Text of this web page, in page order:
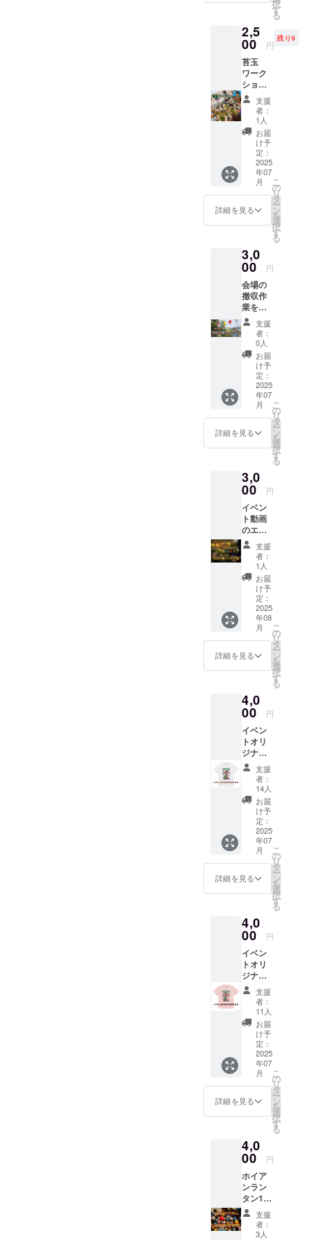
した
と笑福
に言っ
ていた
だける
と、笑
福が
深々と
頭を下
げて御
礼を言
いま
す。
択
す
る
2,5
00 円
残り9
苔玉
ワーク
ショッ
プに参
加でき
る権 子
どもか
ら大人
まで楽
しめる
ワーク
ショッ
プで
す。
7/20(日)
17:00ま
寿院に
来れる
方。所
要時間
は30分
程度で
す。 ※
苔玉に
使用す
る植物
は当日
の仕入
れ状況
によっ
て変わ
りま
す。
支援
者：
1人
お届
け予
定：
2025
年07
月
詳細を見る
こ
の
リ
タ
ー
ン
を
選
択
す
る
3,0
00 円
会場の
撤収作
業を手
伝える
権で
す。 真
夏の夜
のラン
タン祭
りの最
後のコ
ンテン
ツ!
2025年
7/21(月)
18:00に
に来れ
る方限
定にな
りま
す。 イ
ベント
終了後
の写真
取り放
題の会
場でイ
ベント
の撤収
ができ
る権利
です。
イベン
での作
業もあ
りま
す。
17:45に
福寿院
へお越
し下さ
い。 ※2
時間程
の作業
を予定
してま
す ※動
きやす
い格好
で
支援
者：
0人
お届
け予
定：
2025
年07
月
詳細を見る
こ
の
リ
タ
ー
ン
を
選
択
す
る
3,0
00 円
イベン
ト動画
のエン
ドロー
ルに名
前が載
せれる
権 『真
夏の夜
のラン
タン祭
り』in
福寿院
のイベ
ント動
画のエ
ロール
にお名
前を掲
載させ
ていた
だきま
す。 皆
さんの
ご支援
がイベ
ントの
一部と
なり夏
の思い
出にな
ります
よう
制作は
動画ク
リエイ
ターあ
み監
督。動
画は笑
福庭園
YouTub
e に
アップ
ロード
しま
す。 ※
必ず備
考欄に
をご希
望のお
記入し
てくだ
さい。
支援
者：
1人
お届
け予
定：
2025
年08
月
詳細を見る
こ
の
リ
タ
ー
ン
を
選
択
す
る
4,0
00 円
イベン
トオリ
ジナルT
シャ
ツ ホ
ワイト
ランタ
ンイベ
ントオ
リジナ
ルTシャ
ツで
す。 み
んなで
イベン
トを盛
ましょ
う。 ※
サイズ
は
M.L.XL
をご用
意して
ます
支援
者：
14人
お届
け予
定：
2025
年07
月
詳細を見る
こ
の
リ
タ
ー
ン
を
選
択
す
る
4,0
00 円
イベン
トオリ
ジナルT
シャ
ツ ピ
ンク ラ
ンタン
イベン
トオリ
ジナルT
シャツ
です。
なよさ
んおす
すめ。
みんな
ントを
盛り上
げま
しょ
う。 ※
サイズ
は
M.L.XL
をご用
支援
者：
11人
お届
け予
定：
2025
年07
月
詳細を見る
こ
の
リ
タ
ー
ン
を
選
択
す
る
4,0
00 円
ホイア
ンラン
タン1個
支援
【お礼
動画
支援
者：
3人